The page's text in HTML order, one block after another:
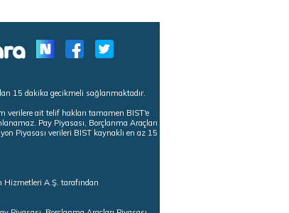
15 dakika gecikmeli sağlanmaktadır.
verilere ait telif hakları tamamen BIST'e
Pay Piyasası, Borçlanma Araçları
Piyasası verileri BIST kaynaklı en az 15
Hizmetleri A.Ş. tarafından